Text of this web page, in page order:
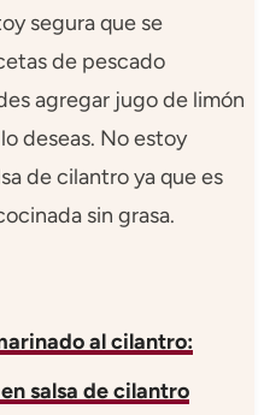
segura que se
de pescado
agregar jugo de limón
deseas. No estoy
de cilantro ya que es
sin grasa.
al cilantro:
salsa de cilantro